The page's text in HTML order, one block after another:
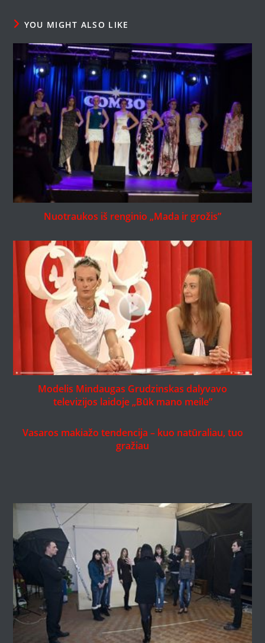
YOU MIGHT ALSO LIKE
Nuotraukos iš renginio „Mada ir grožis”
Modelis Mindaugas Grudzinskas dalyvavo
televizijos laidoje „Būk mano meile”
Vasaros makiažo tendencija – kuo natūraliau, tuo
gražiau